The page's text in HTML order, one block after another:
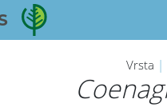
Vrsta |